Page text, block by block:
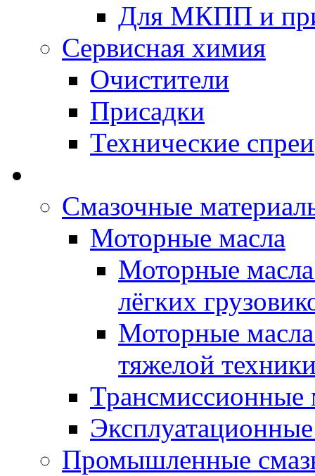
Для МКПП и
Сервисная химия
Очистители
Присадки
Технические спреи
Смазочные
Моторные масла
Моторные
лёгких
Моторные
тяжелой
Трансмиссионные
Промышленные